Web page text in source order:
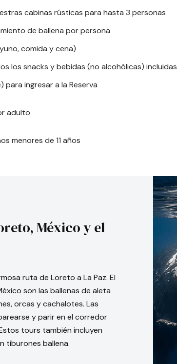
cabinas rústicas para hasta 3 personas
de ballena por persona
comida y cena)
los snacks y bebidas (no alcohólicas) incluidas
para ingresar a la Reserva
adulto
menores de 11 años
México y el
ruta de Loreto a La Paz. El
son las ballenas de aleta
orcas y cachalotes. Las
y parir en el corredor
tours también incluyen
tiburones ballena.